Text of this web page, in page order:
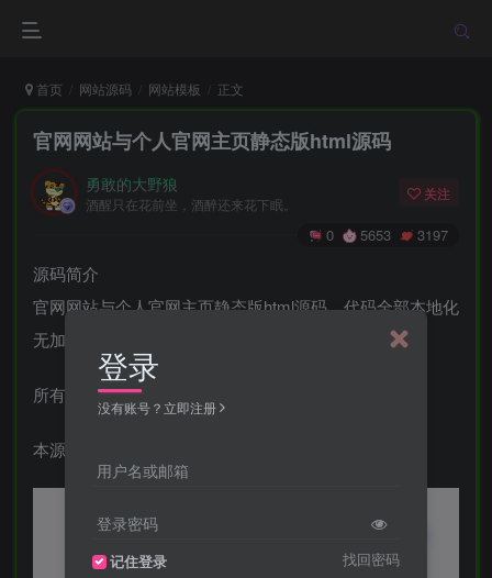
首页 网站源码 网站模板 正文
官网网站与个人官网主页静态版html源码
勇敢的大野狼
酒醒只在花前坐，酒醉还来花下眠。
关注
0 5653 3197
源码简介
官网网站与个人官网主页静态版html源码，代码全部本地化
无加密 PC手机端全部自适应
所有信息皆可在源码里修改
本源码可玩性比较大 可自行添加后台等一系列操作
登录
没有账号？立即注册
用户名或邮箱
登录密码
记住登录 找回密码